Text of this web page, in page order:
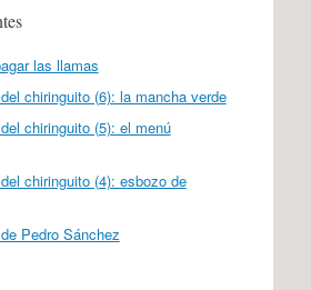
las llamas
chiringuito (6): la mancha verde
chiringuito (5): el menú
chiringuito (4): esbozo de
Pedro Sánchez